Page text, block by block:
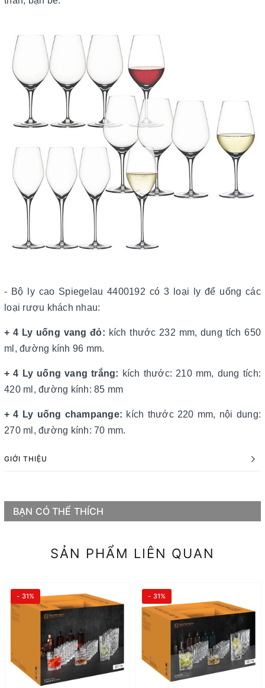
- Bộ ly cao Spiegelau 4400192 có 3 loại ly để uống các
loại rượu khách nhau:
+ 4 Ly uống vang đỏ: kích thước 232 mm, dung tích 650
ml, đường kính 96 mm.
+ 4 Ly uống vang trắng: kích thước: 210 mm, dung tích:
420 ml, đường kính: 85 mm
+ 4 Ly uống champange: kích thước 220 mm, nội dung:
270 ml, đường kính: 70 mm.
GIỚI THIỆU
BẠN CÓ THỂ THÍCH
SẢN PHẨM LIÊN QUAN
- 31% - 31%